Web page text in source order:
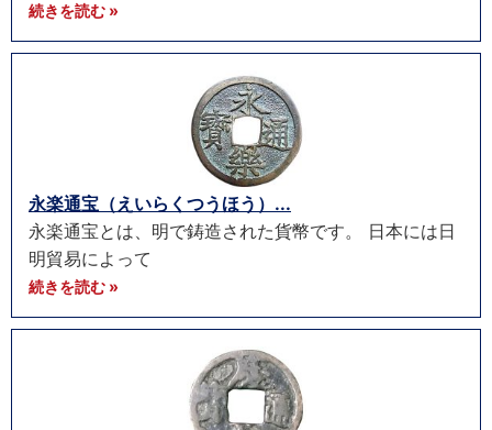
続きを読む »
永楽通宝（えいらくつうほう）...
永楽通宝とは、明で鋳造された貨幣です。 日本には日
明貿易によって
続きを読む »